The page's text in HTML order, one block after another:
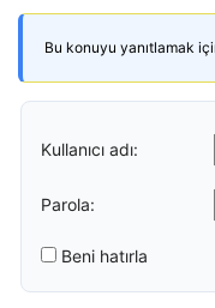
Bu konuyu yanıtlamak
Kullanıcı adı:
Parola:
Beni hatırla